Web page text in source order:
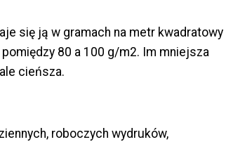
się ją w gramach na metr kwadratowy
80 a 100 g/m2. Im mniejsza
cieńsza.
roboczych wydruków,